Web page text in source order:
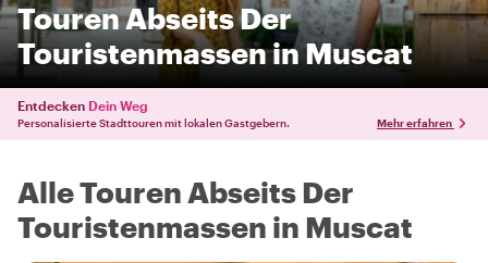
Touren Abseits Der
Touristenmassen in Muscat
Entdecken Dein Weg
Personalisierte Stadttouren mit lokalen Gastgebern. Mehr erfahren
Alle Touren Abseits Der
Touristenmassen in Muscat